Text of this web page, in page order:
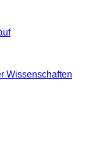
Wissenschaften